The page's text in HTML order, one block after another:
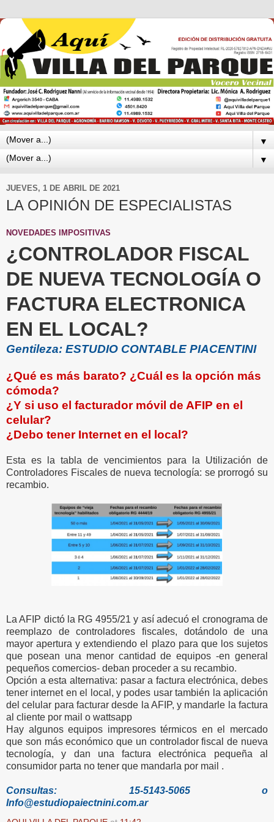
▼
▼
JUEVES, 1 DE ABRIL DE 2021
LA OPINIÓN DE ESPECIALISTAS
NOVEDADES IMPOSITIVAS
¿CONTROLADOR FISCAL
DE NUEVA TECNOLOGÍA O
FACTURA ELECTRONICA
EN EL LOCAL?
Gentileza: ESTUDIO CONTABLE PIACENTINI
¿Qué es más barato? ¿Cuál es la opción más
cómoda?
¿Y si uso el facturador móvil de AFIP en el
celular?
¿Debo tener Internet en el local?
Esta es la tabla de vencimientos para la Utilización de
Controladores Fiscales de nueva tecnología: se prorrogó su
recambio.
La AFIP dictó la RG 4955/21 y así adecuó el cronograma de
reemplazo de controladores fiscales, dotándolo de una
mayor apertura y extendiendo el plazo para que los sujetos
que posean una menor cantidad de equipos -en general
pequeños comercios- deban proceder a su recambio.
Opción a esta alternativa: pasar a factura electrónica, debes
tener internet en el local, y podes usar también la aplicación
del celular para facturar desde la AFIP, y mandarle la factura
al cliente por mail o wattsapp
Hay algunos equipos impresores térmicos en el mercado
que son más económico que un controlador fiscal de nueva
tecnología, y dan una factura electrónica pequeña al
consumidor parta no tener que mandarla por mail .
Consultas: 15-5143-5065 o
Info@estudiopaiectnini.com.ar